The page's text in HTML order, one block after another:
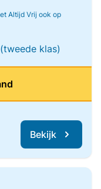
Altijd Vrij ook op
(tweede klas)
Bekijk